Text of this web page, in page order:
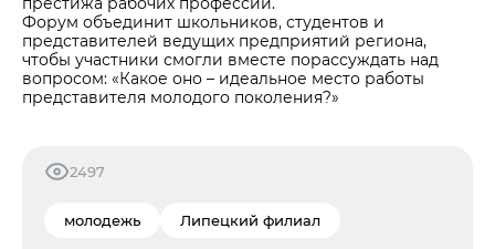
Форум объединит школьников, студентов и
представителей ведущих предприятий региона,
чтобы участники смогли вместе порассуждать над
вопросом: «Какое оно – идеальное место работы
представителя молодого поколения?»
2497
молодежь Липецкий филиал